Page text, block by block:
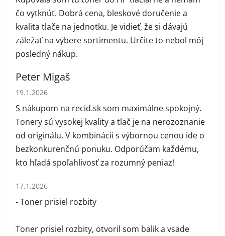
čo vytknúť. Dobrá cena, bleskové doručenie a
kvalita tlače na jednotku. Je vidieť, že si dávajú
záležať na výbere sortimentu. Určite to nebol môj
posledný nákup.
Peter Migaš
Hodnotenie obchodu je 5 z 5 hviezdičiek.
19.1.2026
S nákupom na recid.sk som maximálne spokojný.
Tonery sú vysokej kvality a tlač je na nerozoznanie
od originálu. V kombinácii s výbornou cenou ide o
bezkonkurenčnú ponuku. Odporúčam každému,
kto hľadá spoľahlivosť za rozumný peniaz!
Hodnotenie obchodu je 1 z 5 hviezdičiek.
17.1.2026
- Toner prisiel rozbity
Toner prisiel rozbity, otvoril som balik a vsade